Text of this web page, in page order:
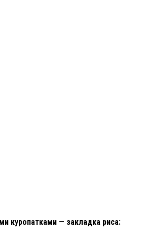
куропатками — закладка риса: